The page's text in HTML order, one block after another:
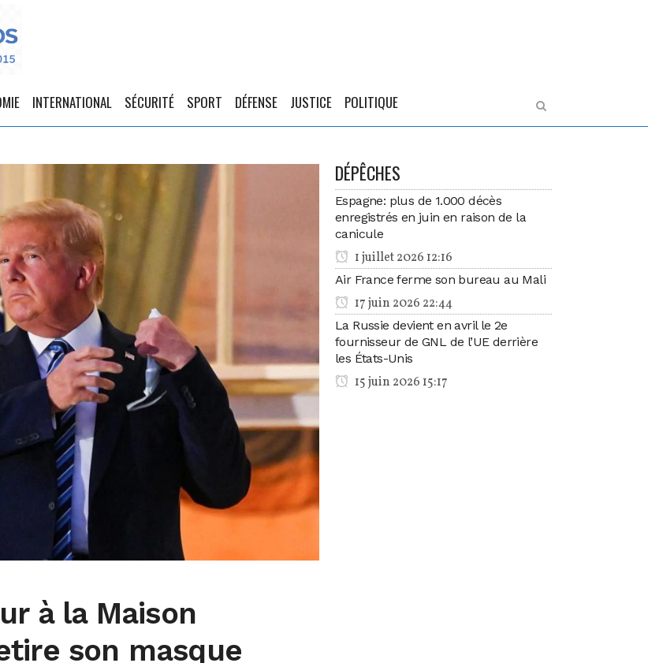
INTERNATIONAL SÉCURITÉ SPORT DÉFENSE JUSTICE POLITIQUE
à la Maison
son masque
DÉPÊCHES
Espagne: plus de 1.000 décès
enregistrés en juin en raison de la
canicule
1 juillet 2026 12:16
Air France ferme son bureau au Mali
17 juin 2026 22:44
La Russie devient en avril le 2e
fournisseur de GNL de l’UE derrière
les États-Unis
15 juin 2026 15:17